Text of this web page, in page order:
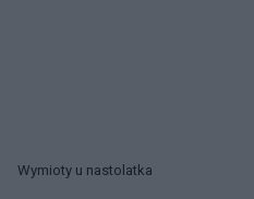
Wymioty u nastolatka